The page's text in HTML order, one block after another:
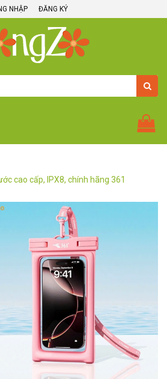
NHẬP ĐĂNG KÝ
cao cấp, IPX8, chính hãng 361